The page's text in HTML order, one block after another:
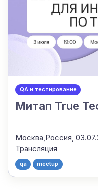
QA и тестирование
Митап True
Москва,Россия,
Трансляция
qa meetup